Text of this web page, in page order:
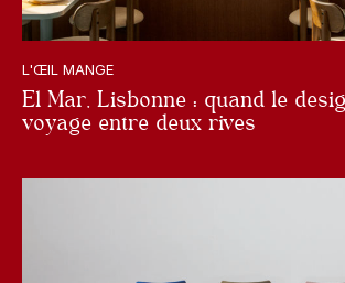
L'ŒIL MANGE
El Mar, Lisbonne : quand le
voyage entre deux rives